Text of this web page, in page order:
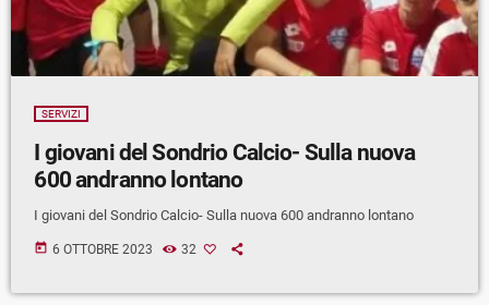
SERVIZI
I giovani del Sondrio Calcio- Sulla nuova
600 andranno lontano
I giovani del Sondrio Calcio- Sulla nuova 600 andranno lontano
today 6 OTTOBRE 2023 32